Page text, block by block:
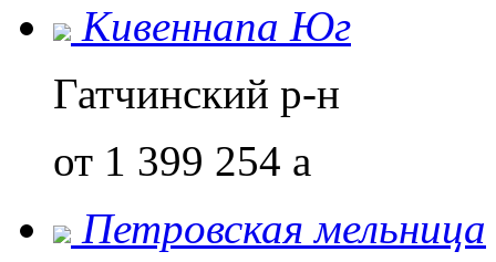
Кивеннапа Юг
Гатчинский р-н
от 1 399 254 a
Петровская мельница